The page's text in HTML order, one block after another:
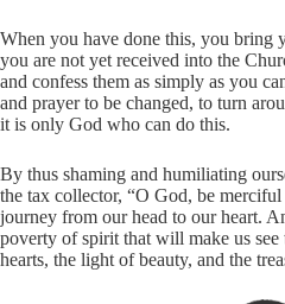
When you have done this, you bring
you are not yet received into the
and confess them as simply as you
and prayer to be changed, to turn
it is only God who can do this.
By thus shaming and humiliating
the tax collector, “O God, be
journey from our head to our heart.
poverty of spirit that will make us
hearts, the light of beauty, and the